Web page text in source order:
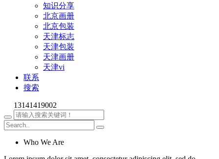
知识分享
北京画册
北京包装
天津标志
天津包装
天津画册
天津vi
联系
搜索
13141419002
Who We Are